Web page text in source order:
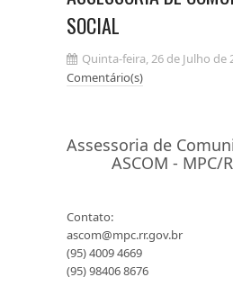
SOCIAL
Quinta-feira, 26 de Julho de
Comentário(s)
Assessoria de
ASCOM - MPC/
Contato:
ascom@mpc.rr.gov.br
(95) 4009 4669
(95) 98406 8676